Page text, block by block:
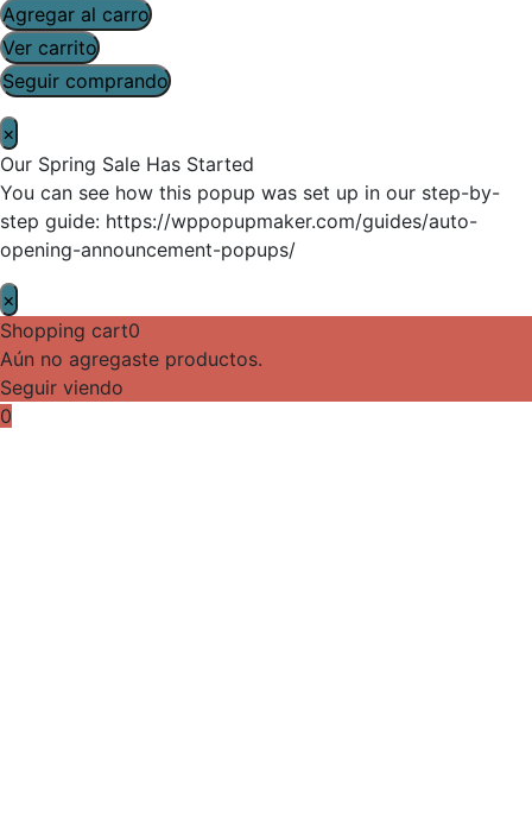
Agregar al carro
Ver carrito
Seguir comprando
×
Our Spring Sale Has Started
You can see how this popup was set up in our step-by-
step guide: https://wppopupmaker.com/guides/auto-
opening-announcement-popups/
×
Shopping cart0
Aún no agregaste productos.
Seguir viendo
0